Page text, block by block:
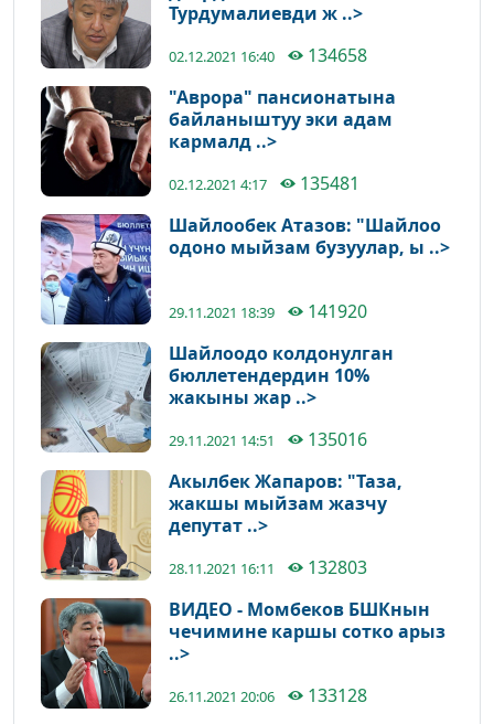
Турдумалиевди ж ..>
02.12.2021 16:40
134658
"Аврора" пансионатына
байланыштуу эки адам
кармалд ..>
02.12.2021 4:17
135481
Шайлообек Атазов: "Шайлоо
одоно мыйзам бузуулар, ы ..>
29.11.2021 18:39
141920
Шайлоодо колдонулган
бюллетендердин 10%
жакыны жар ..>
29.11.2021 14:51
135016
Акылбек Жапаров: "Таза,
жакшы мыйзам жазчу
депутат ..>
28.11.2021 16:11
132803
ВИДЕО - Момбеков БШКнын
чечимине каршы сотко арыз
..>
26.11.2021 20:06
133128